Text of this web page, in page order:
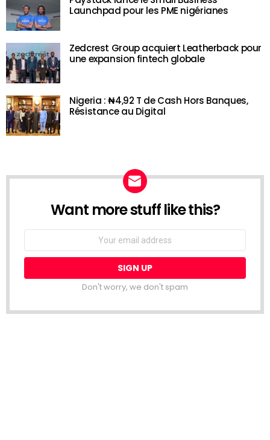
Launchpad pour les PME nigérianes
Zedcrest Group acquiert Leatherback pour
une expansion fintech globale
Nigeria : ₦4,92 T de Cash Hors Banques,
Résistance au Digital
NEWSLETTER
Want more stuff like this?
Email
Don't worry, we don't spam